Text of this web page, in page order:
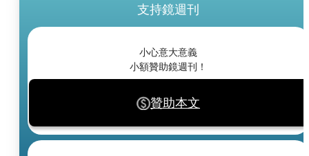
支持鏡週刊
小心意大意義
小額贊助鏡週刊！
贊助本文